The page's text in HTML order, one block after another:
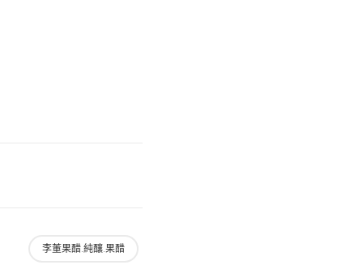
李董果醋.純釀.果醋